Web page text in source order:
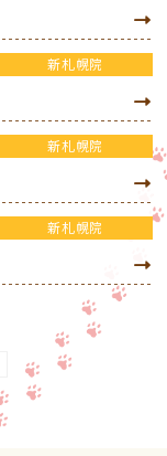
新札幌院
新札幌院
新札幌院